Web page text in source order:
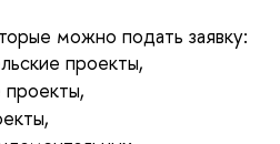
можно подать заявку:
проекты,
проекты,